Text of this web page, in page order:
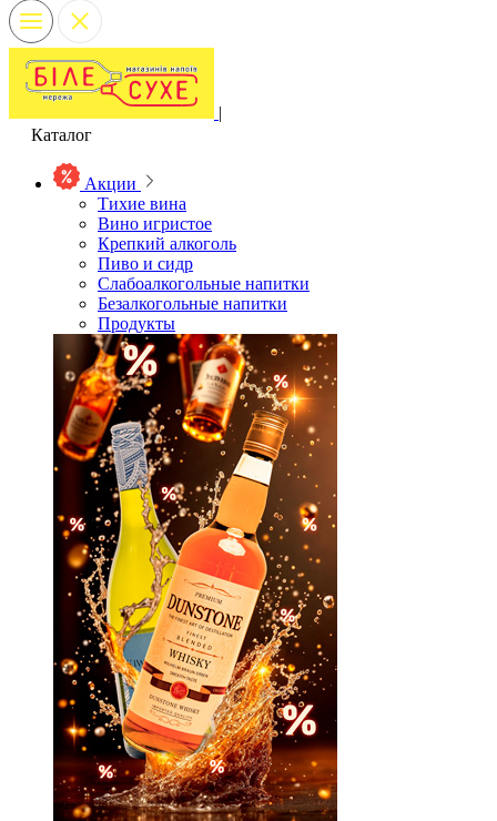
|
Каталог
Акции
Тихие вина
Вино игристое
Крепкий алкоголь
Пиво и сидр
Слабоалкогольные напитки
Безалкогольные напитки
Продукты